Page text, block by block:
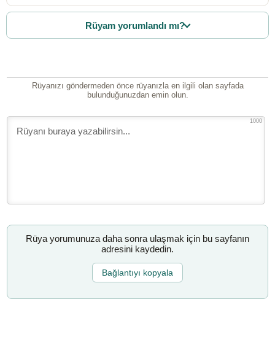
Rüyam yorumlandı mı?
Rüyanızı göndermeden önce rüyanızla en ilgili olan sayfada
bulunduğunuzdan emin olun.
1000
Rüya yorumunuza daha sonra ulaşmak için bu sayfanın
adresini kaydedin.
Bağlantıyı kopyala